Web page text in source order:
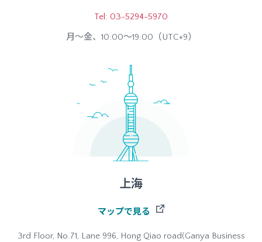
Tel: 03-5294-5970
月～金、10:00～19:00（UTC+9）
上海
マップで見る
3rd Floor, No.71, Lane 996, Hong Qiao road(Ganya Business